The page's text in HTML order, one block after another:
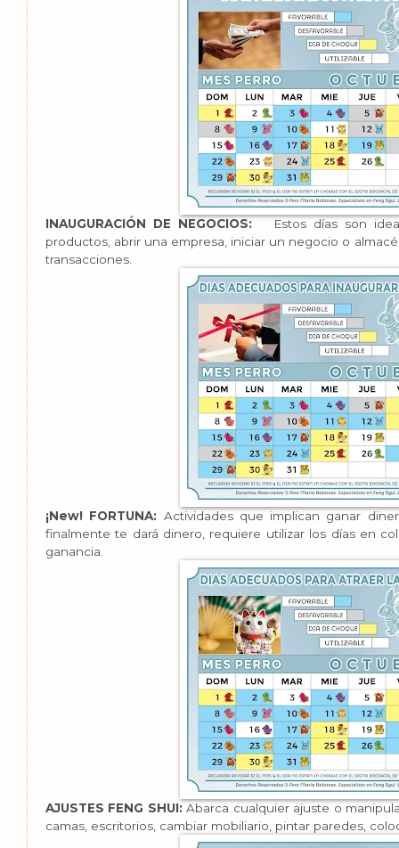
INAUGURACIÓN DE NEGOCIOS:
Estos días son
productos, abrir una empresa, iniciar un negocio o
transacciones.
¡New! FORTUNA: Actividades que implican ganar
finalmente te dará dinero, requiere utilizar los días en
ganancia.
AJUSTES FENG SHUI:Abarca cualquier ajuste o
camas, escritorios, cambiar mobiliario, pintar paredes,